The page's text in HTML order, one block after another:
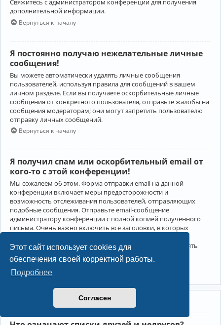
Этот сайт использует cookies для
обеспечения своей корректной работы.
Подробнее
Согласен
Свяжитесь с администратором конференции для получения
дополнительной информации.
Вернуться к началу
Я постоянно получаю нежелательные личные
сообщения!
Вы можете автоматически удалять личные сообщения
пользователей, используя правила для сообщений в вашем
личном разделе. Если вы получаете оскорбительные личные
сообщения от конкретного пользователя, отправьте жалобы на
сообщения модераторам; они могут запретить пользователю
отправку личных сообщений.
Вернуться к началу
Я получил спам или оскорбительный email от
кого-то с этой конференции!
Мы сожалеем об этом. Форма отправки email на данной
конференции включает меры предосторожности и
возможность отслеживания пользователей, отправляющих
подобные сообщения. Отправьте email-сообщение
администратору конференции с полной копией полученного
письма. Очень важно включить все заголовки, в которых
Администратор конференции сможет в этом случае принять
меры.
Друзья и недруги